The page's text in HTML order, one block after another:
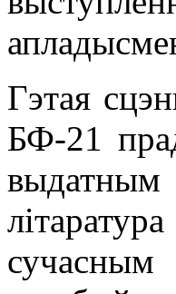
Гэтая
БФ-21
выдатным